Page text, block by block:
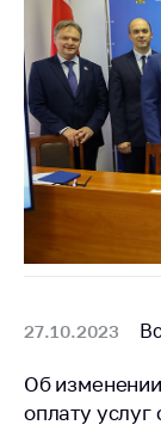
товаров
ведения
COVID-
27.10.2023
Об
оплату услуг